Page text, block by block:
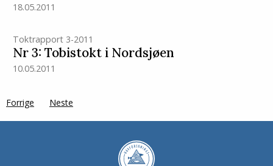
18.05.2011
Toktrapport 3-2011
Nr 3: Tobistokt i Nordsjøen
10.05.2011
Forrige pageNeste